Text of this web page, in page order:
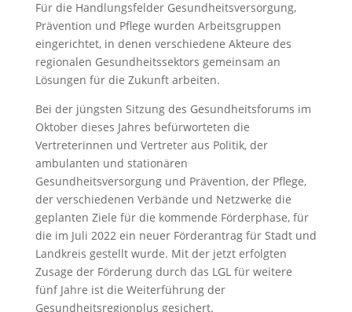
Für die Handlungsfelder Gesundheitsversorgung,
Prävention und Pflege wurden Arbeitsgruppen
eingerichtet, in denen verschiedene Akteure des
regionalen Gesundheitssektors gemeinsam an
Lösungen für die Zukunft arbeiten.
Bei der jüngsten Sitzung des Gesundheitsforums im
Oktober dieses Jahres befürworteten die
Vertreterinnen und Vertreter aus Politik, der
ambulanten und stationären
Gesundheitsversorgung und Prävention, der Pflege,
der verschiedenen Verbände und Netzwerke die
geplanten Ziele für die kommende Förderphase, für
die im Juli 2022 ein neuer Förderantrag für Stadt und
Landkreis gestellt wurde. Mit der jetzt erfolgten
Zusage der Förderung durch das LGL für weitere
fünf Jahre ist die Weiterführung der
Gesundheitsregionplus gesichert.